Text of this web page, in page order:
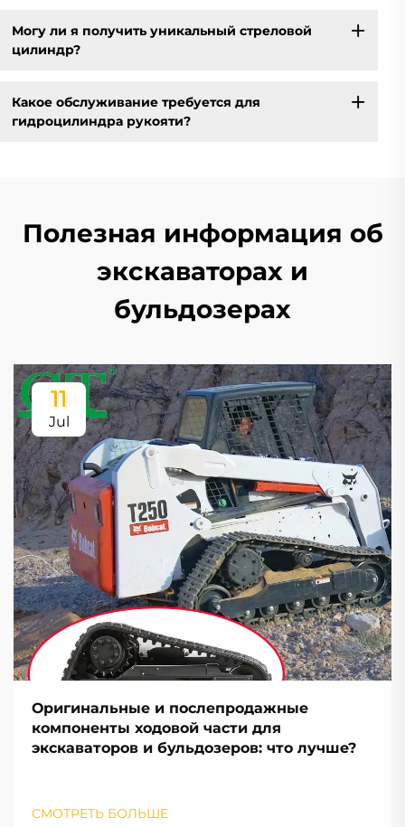
Могу ли я получить уникальный стреловой
цилиндр?
Какое обслуживание требуется для
гидроцилиндра рукояти?
Полезная информация об
экскаваторах и
бульдозерах
11
Jul
Оригинальные и послепродажные
компоненты ходовой части для
экскаваторов и бульдозеров: что лучше?
СМОТРЕТЬ БОЛЬШЕ